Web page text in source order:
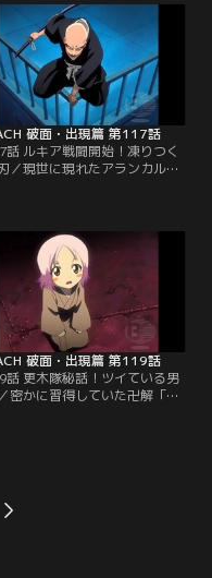
飛ばしたルキアは、そのまま
を死神化させると強引にホロウ
れている場所に連れて行ってし
。「貴様ならその程度のホロウ
す事など訳ないだろう」と一護
しかけるルキア…。【提供：バ
イチャンネル】
破面・出現篇 第117話
話 ルキア戦闘開始！凍りつく
／現世に現れたアランカルた
圧を補捉したグリムジョーは、
でも霊圧のある人間を皆殺しに
為に空座町各地に散っていく。
の家の近くにやってきたアラン
「シャウロン」と「ナキーム」
え撃つ日番谷と乱菊…。【提
ンダイチャンネル】
破面・出現篇 第119話
話 更木隊秘話！ツイている男
密かに習得していた卍解「龍
に倒れた一角は、薄れ行く意識
で護廷十三隊に入る前の流魂街